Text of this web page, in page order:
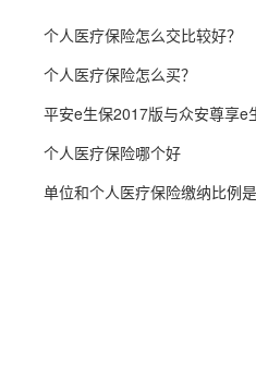
个人医疗保险怎么交比较好？
个人医疗保险怎么买？
平安e生保2017版与众安尊享e
个人医疗保险哪个好
单位和个人医疗保险缴纳比例